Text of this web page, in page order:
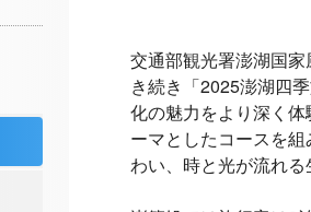
交通部観光署澎湖国
き続き「2025澎湖四
化の魅力をより深く
ーマとしたコースを
わい、時と光が流れる